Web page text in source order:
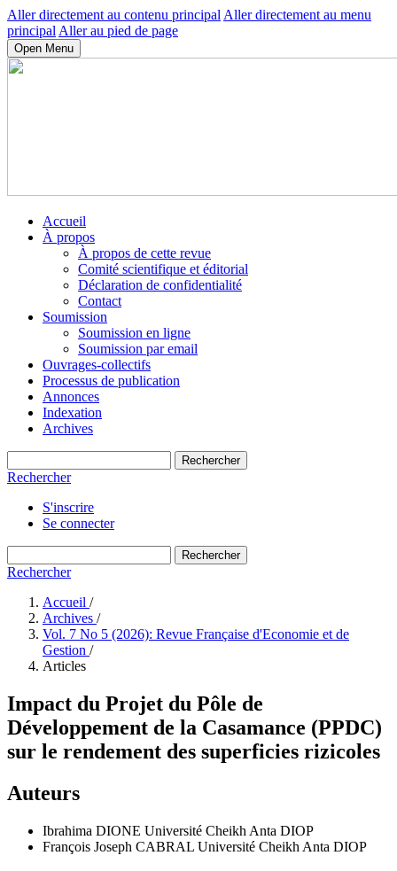
Aller directement au contenu principal Aller directement au menu
principal Aller au pied de page
Open Menu
Accueil
À propos
À propos de cette revue
Comité scientifique et éditorial
Déclaration de confidentialité
Contact
Soumission
Soumission en ligne
Soumission par email
Ouvrages-collectifs
Processus de publication
Annonces
Indexation
Archives
Rechercher
Rechercher
S'inscrire
Se connecter
Rechercher
Rechercher
Accueil /
Archives /
Vol. 7 No 5 (2026): Revue Française d'Economie et de
Gestion /
Articles
Impact du Projet du Pôle de
Développement de la Casamance (PPDC)
sur le rendement des superficies rizicoles
Auteurs
Ibrahima DIONE Université Cheikh Anta DIOP
François Joseph CABRAL Université Cheikh Anta DIOP